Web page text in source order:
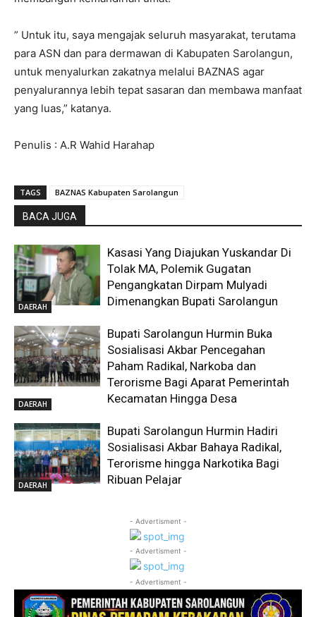
” Untuk itu, saya mengajak seluruh masyarakat, terutama
para ASN dan para dermawan di Kabupaten Sarolangun,
untuk menyalurkan zakatnya melalui BAZNAS agar
penyalurannya lebih tepat sasaran dan membawa manfaat
yang luas,” katanya.
Penulis : A.R Wahid Harahap
TAGS BAZNAS Kabupaten Sarolangun
BACA JUGA
DAERAH
Kasasi Yang Diajukan Yuskandar Di
Tolak MA, Polemik Gugatan
Pengangkatan Dirpam Mulyadi
Dimenangkan Bupati Sarolangun
DAERAH
Bupati Sarolangun Hurmin Buka
Sosialisasi Akbar Pencegahan
Paham Radikal, Narkoba dan
Terorisme Bagi Aparat Pemerintah
Kecamatan Hingga Desa
DAERAH
Bupati Sarolangun Hurmin Hadiri
Sosialisasi Akbar Bahaya Radikal,
Terorisme hingga Narkotika Bagi
Ribuan Pelajar
- Advertisment -
- Advertisment -
- Advertisment -